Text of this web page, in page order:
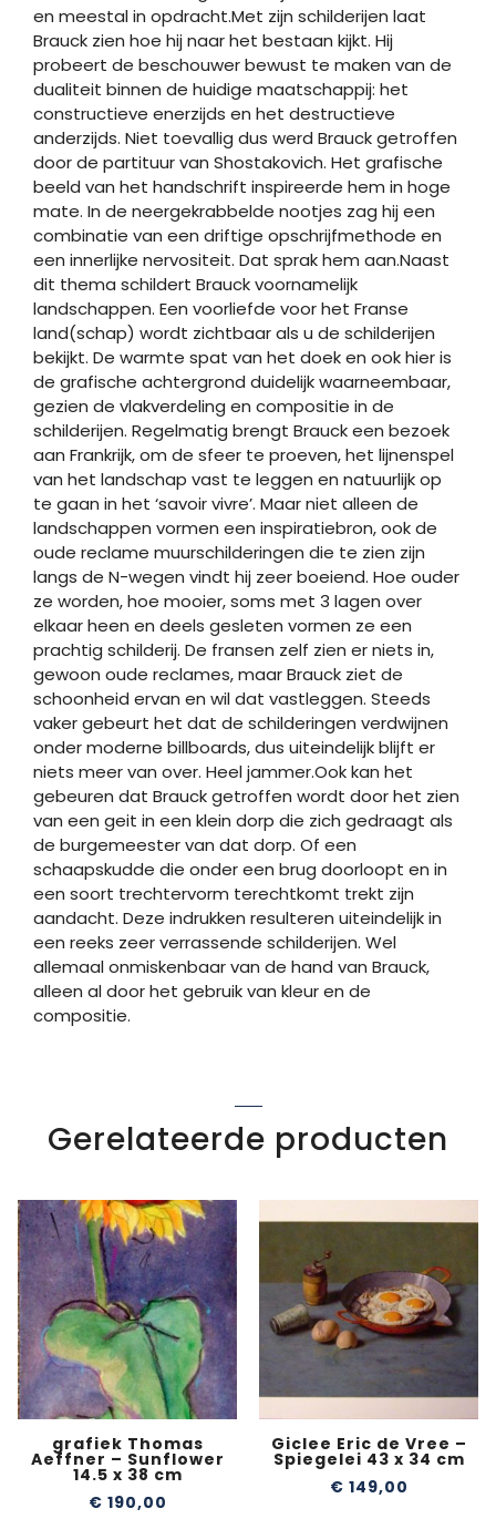
en meestal in opdracht.Met zijn schilderijen laat
Brauck zien hoe hij naar het bestaan kijkt. Hij
probeert de beschouwer bewust te maken van de
dualiteit binnen de huidige maatschappij: het
constructieve enerzijds en het destructieve
anderzijds. Niet toevallig dus werd Brauck getroffen
door de partituur van Shostakovich. Het grafische
beeld van het handschrift inspireerde hem in hoge
mate. In de neergekrabbelde nootjes zag hij een
combinatie van een driftige opschrijfmethode en
een innerlijke nervositeit. Dat sprak hem aan.Naast
dit thema schildert Brauck voornamelijk
landschappen. Een voorliefde voor het Franse
land(schap) wordt zichtbaar als u de schilderijen
bekijkt. De warmte spat van het doek en ook hier is
de grafische achtergrond duidelijk waarneembaar,
gezien de vlakverdeling en compositie in de
schilderijen. Regelmatig brengt Brauck een bezoek
aan Frankrijk, om de sfeer te proeven, het lijnenspel
van het landschap vast te leggen en natuurlijk op
te gaan in het ‘savoir vivre’. Maar niet alleen de
landschappen vormen een inspiratiebron, ook de
oude reclame muurschilderingen die te zien zijn
langs de N-wegen vindt hij zeer boeiend. Hoe ouder
ze worden, hoe mooier, soms met 3 lagen over
elkaar heen en deels gesleten vormen ze een
prachtig schilderij. De fransen zelf zien er niets in,
gewoon oude reclames, maar Brauck ziet de
schoonheid ervan en wil dat vastleggen. Steeds
vaker gebeurt het dat de schilderingen verdwijnen
onder moderne billboards, dus uiteindelijk blijft er
niets meer van over. Heel jammer.Ook kan het
gebeuren dat Brauck getroffen wordt door het zien
van een geit in een klein dorp die zich gedraagt als
de burgemeester van dat dorp. Of een
schaapskudde die onder een brug doorloopt en in
een soort trechtervorm terechtkomt trekt zijn
aandacht. Deze indrukken resulteren uiteindelijk in
een reeks zeer verrassende schilderijen. Wel
allemaal onmiskenbaar van de hand van Brauck,
alleen al door het gebruik van kleur en de
compositie.
Gerelateerde producten
grafiek Thomas
Aeffner – Sunflower
14.5 x 38 cm
€ 190,00
Giclee Eric de Vree –
Spiegelei 43 x 34 cm
€ 149,00